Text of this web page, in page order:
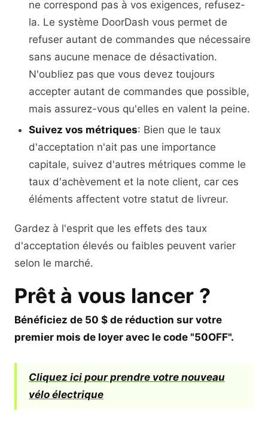
ne correspond pas à vos exigences, refusez-
la. Le système DoorDash vous permet de
refuser autant de commandes que nécessaire
sans aucune menace de désactivation.
N'oubliez pas que vous devez toujours
accepter autant de commandes que possible,
mais assurez-vous qu'elles en valent la peine.
Suivez vos métriques: Bien que le taux
d'acceptation n'ait pas une importance
capitale, suivez d'autres métriques comme le
taux d'achèvement et la note client, car ces
éléments affectent votre statut de livreur.
Gardez à l'esprit que les effets des taux
d'acceptation élevés ou faibles peuvent varier
selon le marché.
Prêt à vous lancer ?
Bénéficiez de 50 $ de réduction sur votre
premier mois de loyer avec le code "50OFF".
Cliquez ici pour prendre votre nouveau
vélo électrique